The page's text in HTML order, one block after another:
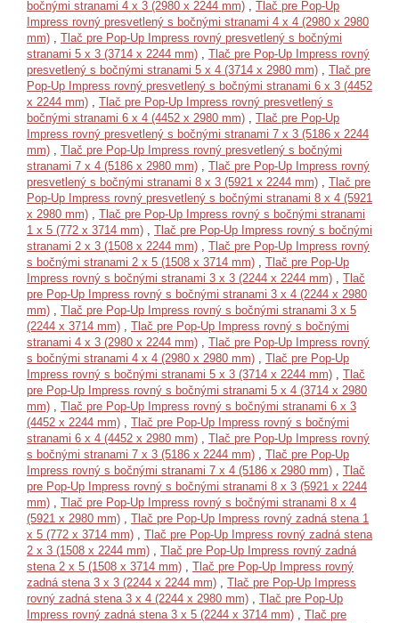
bočnými stranami 4 x 3 (2980 x 2244 mm) , Tlač pre Pop-Up
Impress rovný presvetlený s bočnými stranami 4 x 4 (2980 x 2980
mm) , Tlač pre Pop-Up Impress rovný presvetlený s bočnými
stranami 5 x 3 (3714 x 2244 mm) , Tlač pre Pop-Up Impress rovný
presvetlený s bočnými stranami 5 x 4 (3714 x 2980 mm) , Tlač pre
Pop-Up Impress rovný presvetlený s bočnými stranami 6 x 3 (4452
x 2244 mm) , Tlač pre Pop-Up Impress rovný presvetlený s
bočnými stranami 6 x 4 (4452 x 2980 mm) , Tlač pre Pop-Up
Impress rovný presvetlený s bočnými stranami 7 x 3 (5186 x 2244
mm) , Tlač pre Pop-Up Impress rovný presvetlený s bočnými
stranami 7 x 4 (5186 x 2980 mm) , Tlač pre Pop-Up Impress rovný
presvetlený s bočnými stranami 8 x 3 (5921 x 2244 mm) , Tlač pre
Pop-Up Impress rovný presvetlený s bočnými stranami 8 x 4 (5921
x 2980 mm) , Tlač pre Pop-Up Impress rovný s bočnými stranami
1 x 5 (772 x 3714 mm) , Tlač pre Pop-Up Impress rovný s bočnými
stranami 2 x 3 (1508 x 2244 mm) , Tlač pre Pop-Up Impress rovný
s bočnými stranami 2 x 5 (1508 x 3714 mm) , Tlač pre Pop-Up
Impress rovný s bočnými stranami 3 x 3 (2244 x 2244 mm) , Tlač
pre Pop-Up Impress rovný s bočnými stranami 3 x 4 (2244 x 2980
mm) , Tlač pre Pop-Up Impress rovný s bočnými stranami 3 x 5
(2244 x 3714 mm) , Tlač pre Pop-Up Impress rovný s bočnými
stranami 4 x 3 (2980 x 2244 mm) , Tlač pre Pop-Up Impress rovný
s bočnými stranami 4 x 4 (2980 x 2980 mm) , Tlač pre Pop-Up
Impress rovný s bočnými stranami 5 x 3 (3714 x 2244 mm) , Tlač
pre Pop-Up Impress rovný s bočnými stranami 5 x 4 (3714 x 2980
mm) , Tlač pre Pop-Up Impress rovný s bočnými stranami 6 x 3
(4452 x 2244 mm) , Tlač pre Pop-Up Impress rovný s bočnými
stranami 6 x 4 (4452 x 2980 mm) , Tlač pre Pop-Up Impress rovný
s bočnými stranami 7 x 3 (5186 x 2244 mm) , Tlač pre Pop-Up
Impress rovný s bočnými stranami 7 x 4 (5186 x 2980 mm) , Tlač
pre Pop-Up Impress rovný s bočnými stranami 8 x 3 (5921 x 2244
mm) , Tlač pre Pop-Up Impress rovný s bočnými stranami 8 x 4
(5921 x 2980 mm) , Tlač pre Pop-Up Impress rovný zadná stena 1
x 5 (772 x 3714 mm) , Tlač pre Pop-Up Impress rovný zadná stena
2 x 3 (1508 x 2244 mm) , Tlač pre Pop-Up Impress rovný zadná
stena 2 x 5 (1508 x 3714 mm) , Tlač pre Pop-Up Impress rovný
zadná stena 3 x 3 (2244 x 2244 mm) , Tlač pre Pop-Up Impress
rovný zadná stena 3 x 4 (2244 x 2980 mm) , Tlač pre Pop-Up
Impress rovný zadná stena 3 x 5 (2244 x 3714 mm) , Tlač pre